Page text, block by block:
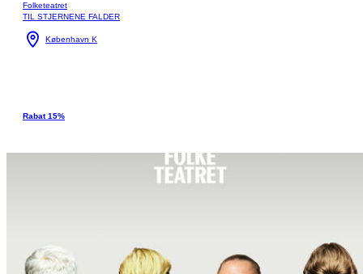
Folketeatret
TIL STJERNENE FALDER
København K
Rabat 15%